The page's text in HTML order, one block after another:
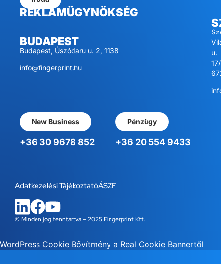
REKLÁMÜGYNÖKSÉG
BUDAPEST
Budapest, Úszódaru u. 2, 1138
info@fingerprint.hu
u.
New Business
+36 30 9678 852
Pénzügy
+36 20 554 9433
© Minden jog fenntartva – 2025 Fingerprint Kft.
Adatkezelési TájékoztatóÁSZF
WordPress Cookie Bővítmény a Real Cookie Bannertől